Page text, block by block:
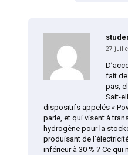
27
fait de
pas,
Sait-
dispositifs appelés «
parle, et qui visent à
hydrogène pour la
produisant de
inférieur à 30 % ? Ce